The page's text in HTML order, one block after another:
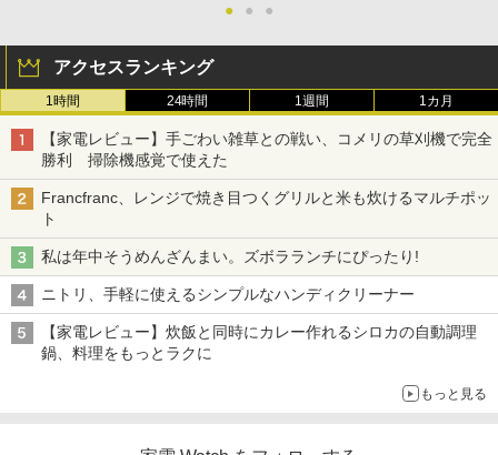
● ● ●
アクセスランキング
1時間 24時間 1週間 1カ月
【家電レビュー】手ごわい雑草との戦い、コメリの草刈機で完全
勝利 掃除機感覚で使えた
Francfranc、レンジで焼き目つくグリルと米も炊けるマルチポッ
ト
私は年中そうめんざんまい。ズボラランチにぴったり!
ニトリ、手軽に使えるシンプルなハンディクリーナー
【家電レビュー】炊飯と同時にカレー作れるシロカの自動調理
鍋、料理をもっとラクに
もっと見る